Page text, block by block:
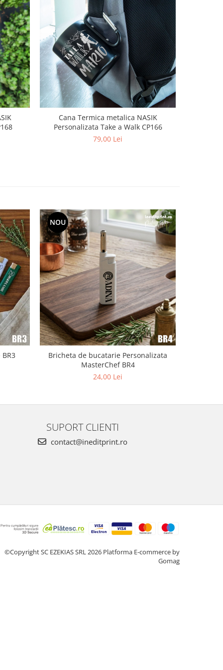
Cana Termica metalica NASIK
Personalizata Take a Walk CP166
79,00 Lei
NOU
Bricheta de bucatarie Personalizata
MasterChef BR4
24,00 Lei
SUPORT CLIENTI
contact@ineditprint.ro
©Copyright SC EZEKIAS SRL 2026 Platforma E-commerce by
Gomag